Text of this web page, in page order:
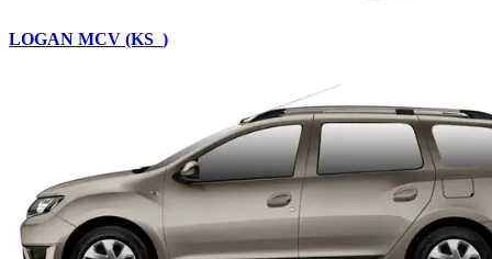
LOGAN MCV (KS_)